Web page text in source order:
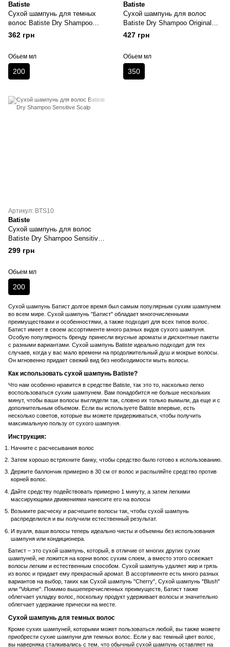
Batiste
Сухой шампунь для темных
волос Batiste Dry Shampoo
Dark Hair
362 грн
Обьем мл
200
Batiste
Сухой шампунь для волос
Batiste Dry Shampoo Original
350 мл
427 грн
Обьем мл
350
Артикул: BTS10
Batiste
Сухой шампунь для волос
Batiste Dry Shampoo Sensitive
Scalp
299 грн
Обьем мл
200
Сухой шампунь Батист долгое время был самым популярным сухим шампунем
во всем мире. Сухой шампунь "Батист" обладает многочисленными
преимуществами и особенностями, а также подходит для всех типов волос.
Батист имеет в своем ассортименте много разных видов сухого шампуня.
Особую популярность бренду принесли вкусные ароматы и дисконтные пакеты
с разными вариантами. Сухой шампунь Batiste идеально подходит для тех
случаев, когда у вас мало времени на продолжительный душ и мокрые волосы.
Он мгновенно придает свежий вид без необходимости мыть волосы.
Как использовать сухой шампунь Batiste?
Что нам особенно нравится в средстве Batiste, так это то, насколько легко
воспользоваться сухим шампунем. Вам понадобится не больше нескольких
минут, чтобы ваши волосы выглядели так, словно их только вымыли, да еще и с
дополнительным объемом. Если вы используете Batiste впервые, есть
несколько советов, которые вы можете придерживаться, чтобы получить
максимальную пользу от сухого шампуня.
Инструкция:
Начните с расчесывания волос
Затем хорошо встряхните банку, чтобы средство было готово к использованию.
Держите баллончик примерно в 30 см от волос и распыляйте средство против
корней волос.
Дайте средству подействовать примерно 1 минуту, а затем легкими
массирующими движениями нанесите его на волосы
Возьмите расческу и расчешите волосы так, чтобы сухой шампунь
распределился и вы получили естественный результат.
И вуаля, ваши волосы теперь идеально чисты и объемны без использования
шампуня или кондиционера.
Батист – это сухой шампунь, который, в отличие от многих других сухих
шампуней, не ложится на корни волос сухим слоем, а вместо этого освежает
волосы легким и естественным способом. Сухой шампунь удаляет жир и грязь
из волос и придает ему прекрасный аромат. В ассортименте есть много разных
вариантов на выбор, таких как Сухой шампунь "Cherry", Сухой шампунь "Blush"
или "Volume". Помимо вышеперечисленных преимуществ, Батист также
облегчает укладку волос, поскольку продукт удерживает волосы и значительно
облегчает удержание прически на месте.
Сухой шампунь для темных волос
Кроме сухих шампуней, которыми может пользоваться любой, вы также можете
приобрести сухие шампуни для темных волос. Если у вас темный цвет волос,
вы наверняка сталкивались с тем, что обычный сухой шампунь оставляет на